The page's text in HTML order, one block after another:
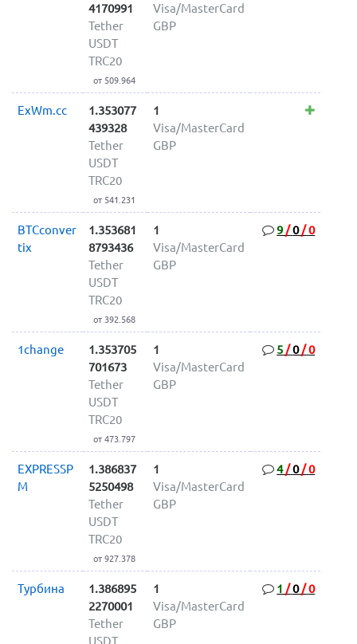
4170991
Tether
USDT
TRC20
от 509.964
Visa/MasterCard
GBP
ExWm.cc
1.353077
439328
Tether
USDT
TRC20
от 541.231
1
Visa/MasterCard
GBP
BTCconver
tix
1.353681
8793436
Tether
USDT
TRC20
от 392.568
1
Visa/MasterCard
GBP
9 /0/0
1change
1.353705
701673
Tether
USDT
TRC20
от 473.797
1
Visa/MasterCard
GBP
5 /0/0
EXPRESSP
M
1.386837
5250498
Tether
USDT
TRC20
от 927.378
1
Visa/MasterCard
GBP
4/0/0
Турбина
1.386895
2270001
Tether
USDT
1
Visa/MasterCard
GBP
1 /0/0